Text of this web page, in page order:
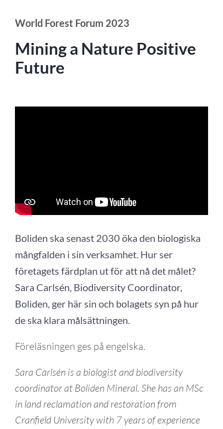
World Forest Forum 2023
Mining a Nature Positive
Future
Boliden ska senast 2030 öka den biologiska
mångfalden i sin verksamhet. Hur ser
företagets färdplan ut för att nå det målet?
Sara Carlsén, Biodiversity Coordinator,
Boliden, ger här sin och bolagets syn på hur
de ska klara målsättningen.
Föreläsningen ges på engelska.
Sara Carlsén is a biologist and biodiversity
coordinator at Boliden Mineral. She has an MSc
in land reclamation and restoration from
Cranfield University with 7 years of experience